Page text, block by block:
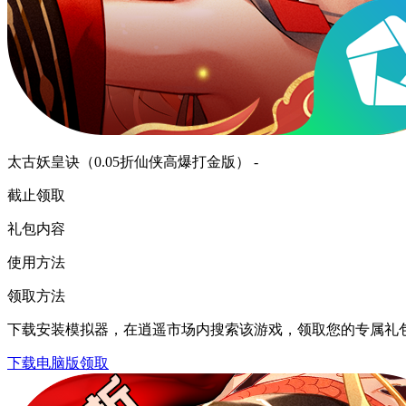
太古妖皇诀（0.05折仙侠高爆打金版） -
截止领取
礼包内容
使用方法
领取方法
下载安装模拟器，在逍遥市场内搜索该游戏，领取您的专属礼
下载电脑版领取